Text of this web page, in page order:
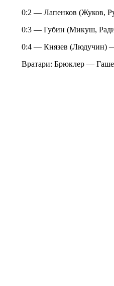
0:2 — Лапенков (Жуков,
0:3 — Губин (Микуш,
0:4 — Князев (Людучин)
Вратари: Брюклер —